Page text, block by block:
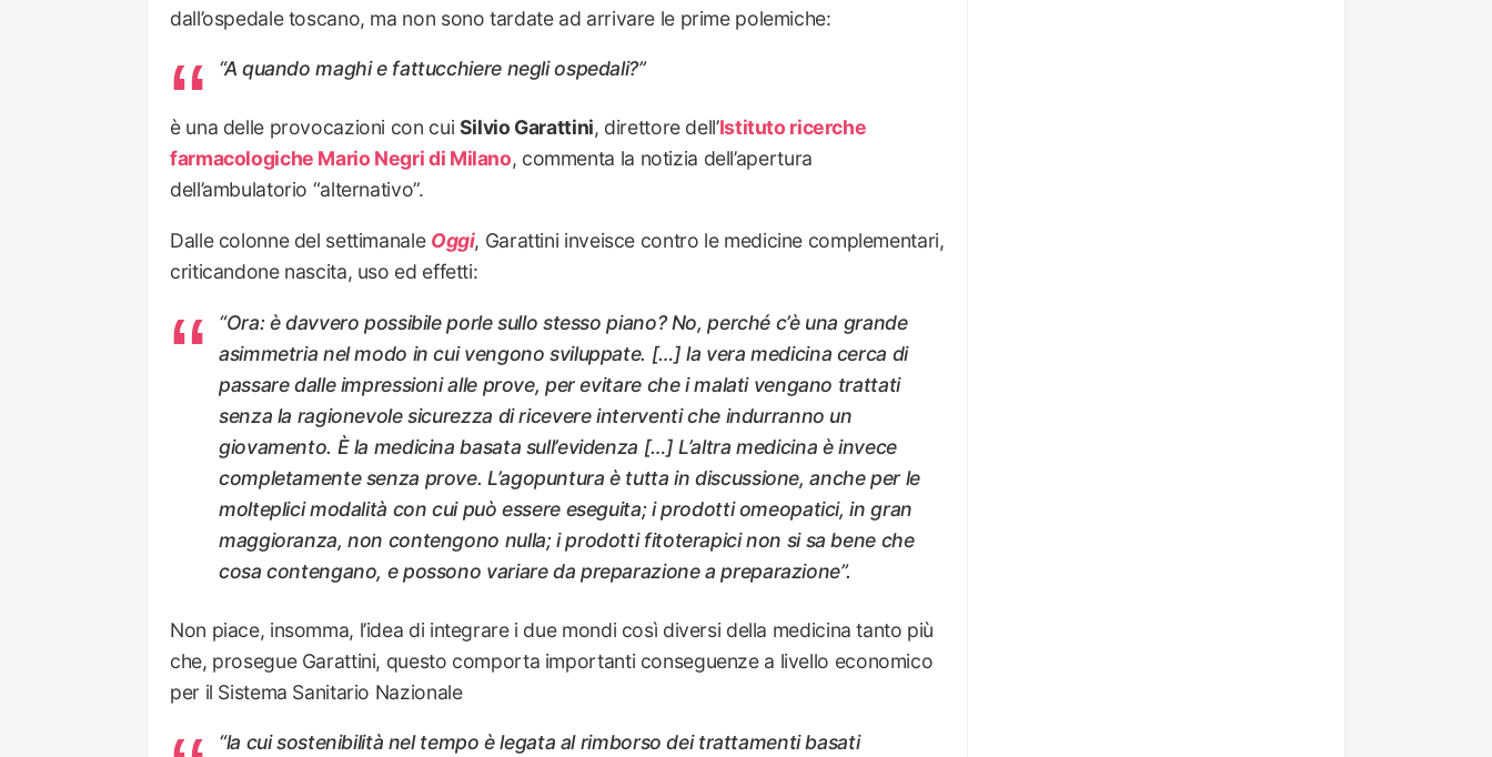
dall’ospedale toscano, ma non sono tardate ad arrivare le prime polemiche:
“A quando maghi e fattucchiere negli ospedali?”
è una delle provocazioni con cui Silvio Garattini, direttore dell’Istituto ricerche
farmacologiche Mario Negri di Milano, commenta la notizia dell’apertura
dell’ambulatorio “alternativo”.
Dalle colonne del settimanale Oggi, Garattini inveisce contro le medicine complementari,
criticandone nascita, uso ed effetti:
“Ora: è davvero possibile porle sullo stesso piano? No, perché c’è una grande
asimmetria nel modo in cui vengono sviluppate. […] la vera medicina cerca di
passare dalle impressioni alle prove, per evitare che i malati vengano trattati
senza la ragionevole sicurezza di ricevere interventi che indurranno un
giovamento. È la medicina basata sull’evidenza […] L’altra medicina è invece
completamente senza prove. L’agopuntura è tutta in discussione, anche per le
molteplici modalità con cui può essere eseguita; i prodotti omeopatici, in gran
maggioranza, non contengono nulla; i prodotti fitoterapici non si sa bene che
cosa contengano, e possono variare da preparazione a preparazione”.
Non piace, insomma, l’idea di integrare i due mondi così diversi della medicina tanto più
che, prosegue Garattini, questo comporta importanti conseguenze a livello economico
per il Sistema Sanitario Nazionale
“la cui sostenibilità nel tempo è legata al rimborso dei trattamenti basati